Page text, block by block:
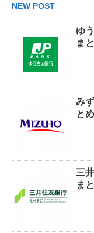
NEW POST
ゆ
ま
み
と
三
ま